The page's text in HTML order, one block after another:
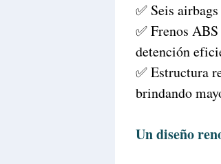
✅ Seis
✅ Frenos
detención
✅ Estructura
brindando
Un diseño